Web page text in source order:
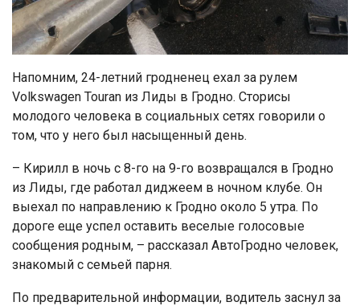
Напомним, 24-летний гродненец ехал за рулем
Volkswagen Touran из Лиды в Гродно. Сторисы
молодого человека в социальных сетях говорили о
том, что у него был насыщенный день.
– Кирилл в ночь с 8-го на 9-го возвращался в Гродно
из Лиды, где работал диджеем в ночном клубе. Он
выехал по направлению к Гродно около 5 утра. По
дороге еще успел оставить веселые голосовые
сообщения родным, – рассказал АвтоГродно человек,
знакомый с семьей парня.
По предварительной информации, водитель заснул за